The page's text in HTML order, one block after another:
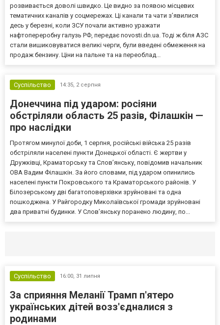
розвивається доволі швидко. Це видно за появою місцевих
тематичних каналів у соцмережах. Ці канали та чати з’явилися
десь у березні, коли ЗСУ почали активно уражати
нафтопереробну галузь РФ, передає novosti.dn.ua. Тоді ж біля АЗС
стали вишиковуватися великі черги, були введені обмеження на
продаж бензину. Ціни на пальне та на переоблад...
Суспільство 14:35, 2 серпня
Донеччина під ударом: росіяни
обстріляли область 25 разів, Філашкін —
про наслідки
Протягом минулої доби, 1 серпня, російські війська 25 разів
обстріляли населені пункти Донецької області. Є жертви у
Дружківці, Краматорську та Слов’янську, повідомив начальник
ОВА Вадим Філашкін. За його словами, під ударом опинились
населені пункти Покровського та Краматорського районів. У
Білозерському дві багатоповерхівки зруйновані та одна
пошкоджена. У Райгородку Миколаївської громади зруйновані
два приватні будинки. У Слов’янську поранено людину, по...
Суспільство 16:00, 31 липня
За сприяння Меланії Трамп п'ятеро
українських дітей возз'єдналися з
родинами